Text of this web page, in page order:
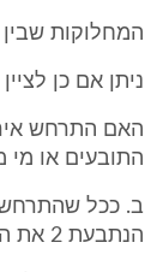
המחלוקות
ניתן אם כן
האם התרחש
התובעים או מי
ב. ככל שהתרחש
הנתבעת 2 את הסכם